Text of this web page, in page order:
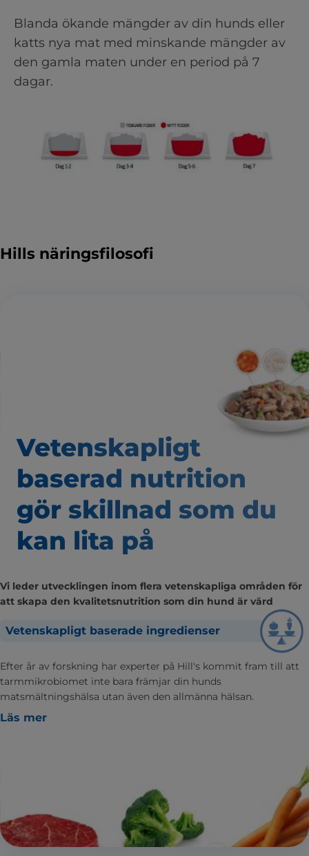
Blanda ökande mängder av din hunds eller
katts nya mat med minskande mängder av
den gamla maten under en period på 7
dagar.
Hills näringsfilosofi
Vetenskapligt
baserad nutrition
gör skillnad som du
kan lita på
Vi leder utvecklingen inom flera vetenskapliga områden för
att skapa den kvalitetsnutrition som din hund är värd
Vetenskapligt baserade ingredienser
Efter år av forskning har experter på Hill's kommit fram till att
tarmmikrobiomet inte bara främjar din hunds
matsmältningshälsa utan även den allmänna hälsan.
Läs mer